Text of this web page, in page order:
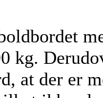
kg.
at der er